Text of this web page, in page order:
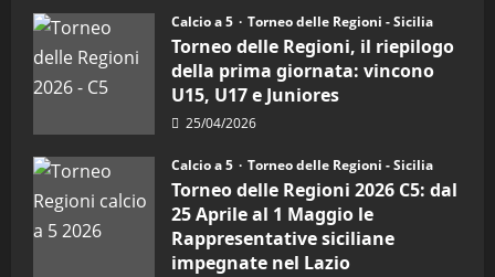
Juniores
è
vicecampione
d’Italia
Calcio a 5
Torneo delle Regioni - Sicilia
Torneo delle Regioni, il riepilogo
della prima giornata: vincono
U15, U17 e Juniores
25/04/2026
Calcio a 5 Torneo delle Regioni - Sicilia
Torneo delle Regioni 2026 C5: dal
25 Aprile al 1 Maggio le
Rappresentative siciliane
impegnate nel Lazio